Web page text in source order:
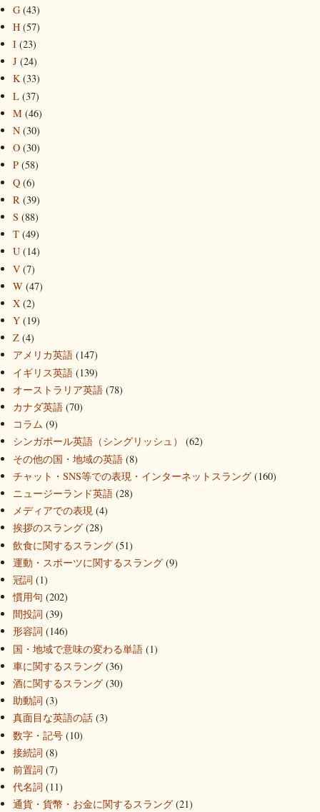
G (43)
H (57)
I (23)
J (24)
K (33)
L (37)
M (46)
N (30)
O (30)
P (58)
Q (6)
R (39)
S (88)
T (49)
U (14)
V (7)
W (47)
X (2)
Y (19)
Z (4)
アメリカ英語 (147)
イギリス英語 (139)
オーストラリア英語 (78)
カナダ英語 (70)
コラム (9)
シンガポール英語（シングリッシュ）
(62)
その他の国・地域の英語 (8)
チャット・SNS等での表現・インターネットスラング (160)
ニュージーランド英語 (28)
メディアでの表現 (4)
挨拶のスラング (28)
飲食に関するスラング (51)
運動・スポーツに関するスラング (9)
冠詞 (1)
慣用句 (202)
間投詞 (39)
形容詞 (146)
国・地域で意味の変わる単語 (1)
車に関するスラング (36)
酒に関するスラング (30)
助動詞 (3)
真面目な英語の話 (3)
数字・記号 (10)
接続詞 (8)
前置詞 (7)
代名詞 (11)
通貨・貨幣・お金に関するスラング (21)